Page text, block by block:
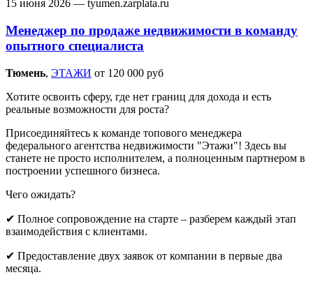
15 июня 2026 — tyumen.zarplata.ru
Менеджер по продаже недвижимости в команду
опытного специалиста
Тюмень‎, ЭТАЖИ от 120 000 руб
Хотите освоить сферу, где нет границ для дохода и есть
реальные возможности для роста?
Присоединяйтесь к команде топового менеджера
федерального агентства недвижимости "Этажи"! Здесь вы
станете не просто исполнителем, а полноценным партнером в
построении успешного бизнеса.
Чего ожидать?
✔ Полное сопровождение на старте – разберем каждый этап
взаимодействия с клиентами.
✔ Предоставление двух заявок от компании в первые два
месяца.